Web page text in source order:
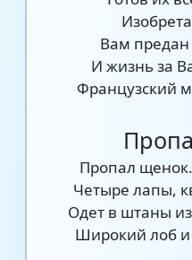
Вам предан
И жизнь за
Французский
Пропал
Четыре лапы,
Одет в штаны
Широкий лоб и